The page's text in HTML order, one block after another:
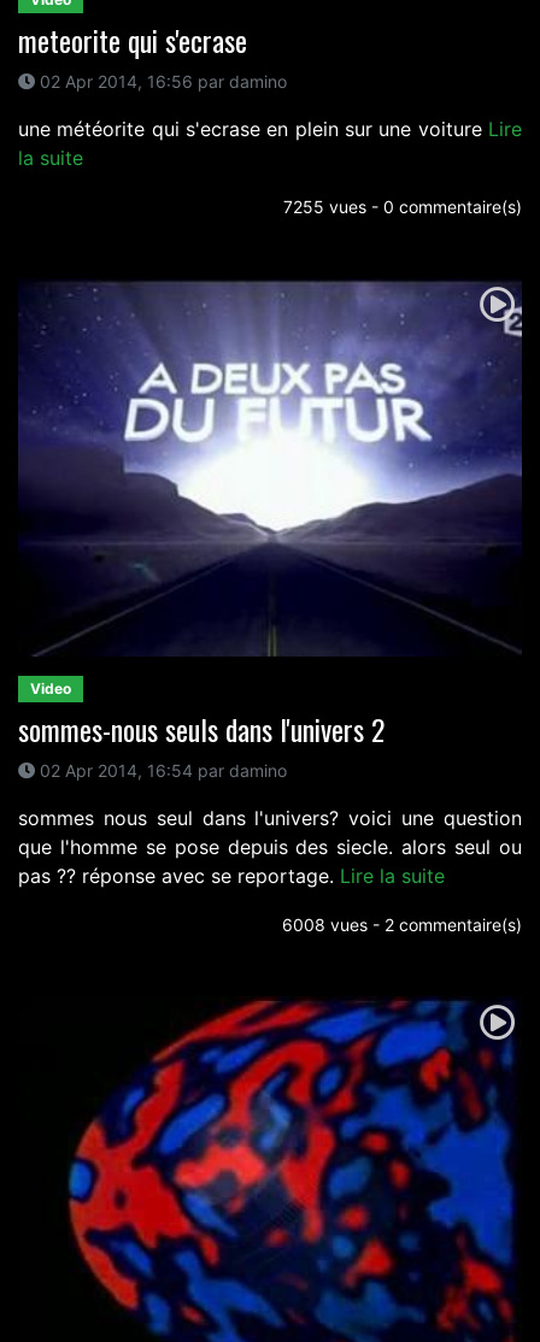
meteorite qui s'ecrase
02 Apr 2014, 16:56 par damino
une météorite qui s'ecrase en plein sur une voiture Lire
la suite
7255 vues - 0 commentaire(s)
Video
sommes-nous seuls dans l'univers 2
02 Apr 2014, 16:54 par damino
sommes nous seul dans l'univers? voici une question
que l'homme se pose depuis des siecle. alors seul ou
pas ?? réponse avec se reportage. Lire la suite
6008 vues - 2 commentaire(s)